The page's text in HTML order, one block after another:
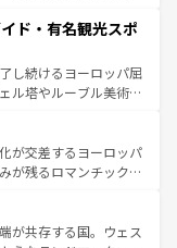
ない旅をしてみよう！
フラメンコ、熱気あふ
生活の一部となってい
囲気や、バルセロナの
古代ローマ遺跡や中世
なるスペインはその個
魅了する。 なお、新着のスペイン情報は コ
ド・有名観光スポ
し続けるヨーロッパ屈
ル塔やルーブル美術館
麗な宮殿、歴史的な大
自然が、訪れる者を心
食の国としても知ら
ンス、プロヴァンスの
楽しみ方が可能だ。さ
が交差するヨーロッパ
が残るロマンチック街
飽きることがない。ベ
のアルプスの絶景、そ
が共存する国。ウェス